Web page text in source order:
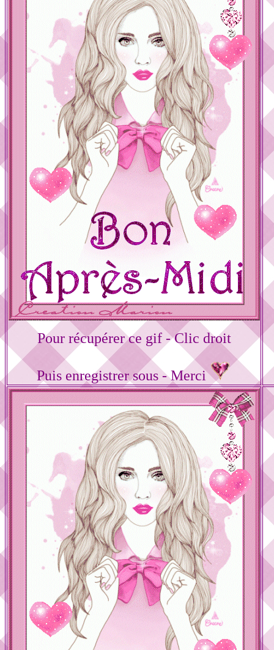
Pour récupérer ce gif - Clic droit
Puis enregistrer sous - Merci